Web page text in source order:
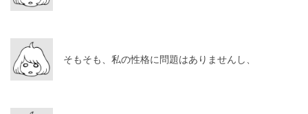
そもそも、私の性格に問題はありませんし、